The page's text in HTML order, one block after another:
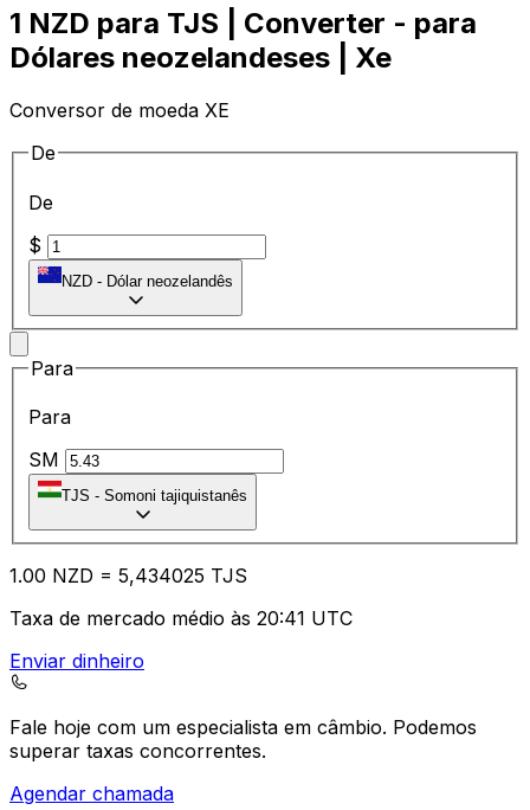
1 NZD para TJS | Converter - para
Dólares neozelandeses | Xe
Conversor de moeda XE
De
De
$
NZD - Dólar neozelandês
Para
Para
SM
TJS - Somoni tajiquistanês
1.00 NZD = 5,434025 TJS
Taxa de mercado médio às 20:41 UTC
Enviar dinheiro
Fale hoje com um especialista em câmbio. Podemos
superar taxas concorrentes.
Agendar chamada